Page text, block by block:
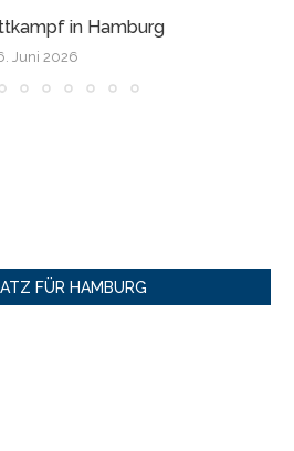
nach Finnland!
17. Mai 2026
FÜR HAMBURG